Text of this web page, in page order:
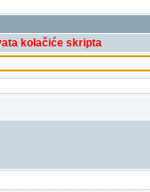
kolačiće skripta